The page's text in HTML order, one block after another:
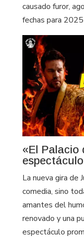
causado furor,
fechas para
«El Palacio
La nueva gira de
comedia, sino
amantes del
renovado y una
espectáculo